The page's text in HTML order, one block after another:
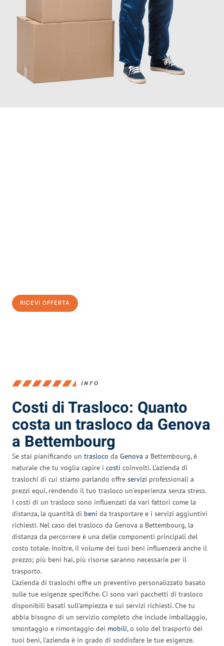
RICEVI OFFERTA
INFO
Costi di Trasloco: Quanto
costa un trasloco da Genova
a Bettembourg
Se stai pianificando un trasloco da Genova a Bettembourg, è
naturale che tu voglia capire i costi coinvolti. L’azienda di
traslochi di cui stiamo parlando offre servizi professionali a
prezzi equi, rendendo il tuo trasloco un’esperienza senza stress.
I costi di un trasloco sono influenzati da vari fattori come la
distanza, la quantità di beni da trasportare e i servizi aggiuntivi
richiesti. Nel caso del trasloco da Genova a Bettembourg, la
distanza da percorrere è una delle componenti principali del
costo totale. Inoltre, il volume dei tuoi beni influenzerà anche il
prezzo; più beni hai, più risorse saranno necessarie per il
trasporto.
L’azienda di traslochi offre un preventivo personalizzato basato
sulle tue esigenze specifiche. Ci sono vari pacchetti di trasloco
disponibili basati sull’ampiezza e sui servizi richiesti. Che tu
abbia bisogno di un servizio completo che include imballaggio,
smontaggio e rimontaggio dei mobili, o solo del trasporto dei
tuoi beni, l’azienda è in grado di soddisfare le tue esigenze.